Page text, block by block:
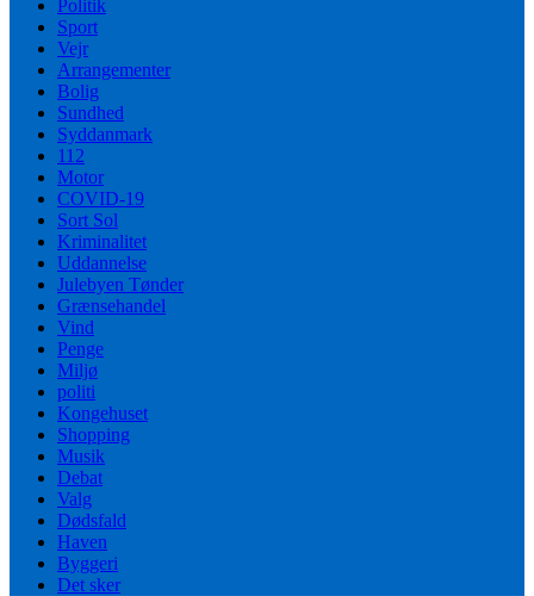
Politik
Sport
Vejr
Arrangementer
Bolig
Sundhed
Syddanmark
112
Motor
COVID-19
Sort Sol
Kriminalitet
Uddannelse
Julebyen Tønder
Grænsehandel
Vind
Penge
Miljø
politi
Kongehuset
Shopping
Musik
Debat
Valg
Dødsfald
Haven
Byggeri
Det sker